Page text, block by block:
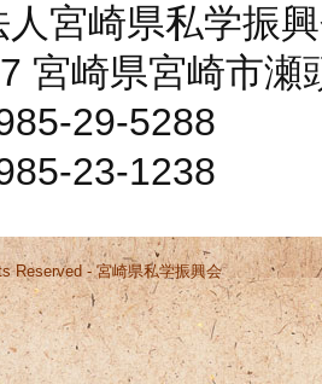
宮崎県私学振
宮崎県宮崎市
29-5288
23-1238
Reserved - 宮崎県私学振興会